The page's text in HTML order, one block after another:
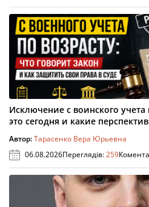
Исключение с воинского
это сегодня и какие
Автор:Тарасенко Вера Юрьевна
06.08.2026Переглядів:259